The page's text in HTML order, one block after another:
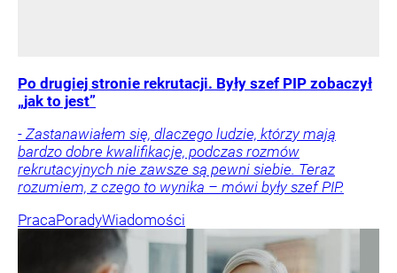
Po drugiej stronie rekrutacji. Były szef PIP zobaczył
„jak to jest”
- Zastanawiałem się, dlaczego ludzie, którzy mają
bardzo dobre kwalifikacje, podczas rozmów
rekrutacyjnych nie zawsze są pewni siebie. Teraz
rozumiem, z czego to wynika – mówi były szef PIP.
PracaPoradyWiadomości